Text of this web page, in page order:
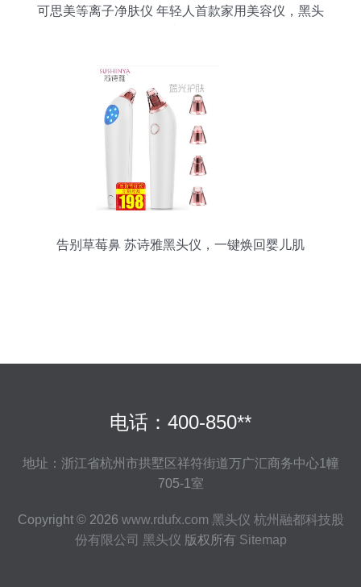
可思美等离子净肤仪 年轻人首款家用美容仪，黑头
告别草莓鼻 苏诗雅黑头仪，一键焕回婴儿肌
电话：400-850**
地址：浙江省杭州市拱墅区祥符街道万广汇商务中心1幢
705-1室
Copyright © 2026 www.rdufx.com 黑头仪 杭州融都科技股
份有限公司 黑头仪 版权所有 Sitemap